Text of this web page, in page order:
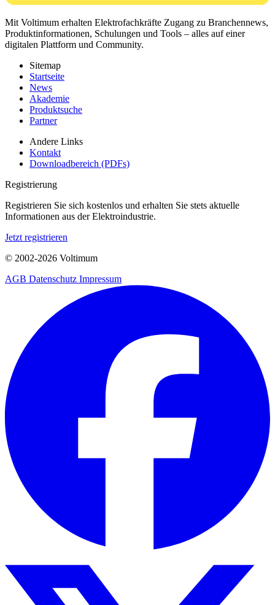
Mit Voltimum erhalten Elektrofachkräfte Zugang zu Branchennews,
Produktinformationen, Schulungen und Tools – alles auf einer
digitalen Plattform und Community.
Sitemap
Startseite
News
Akademie
Produktsuche
Partner
Andere Links
Kontakt
Downloadbereich (PDFs)
Registrierung
Registrieren Sie sich kostenlos und erhalten Sie stets aktuelle
Informationen aus der Elektroindustrie.
Jetzt registrieren
© 2002-2026 Voltimum
AGB Datenschutz Impressum